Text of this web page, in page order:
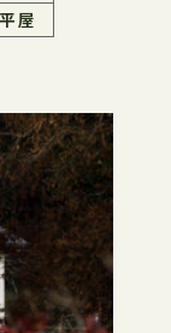
平屋